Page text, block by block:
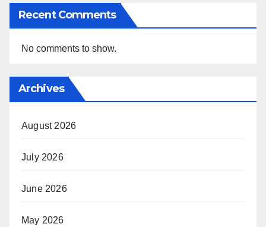
Recent Comments
No comments to show.
Archives
August 2026
July 2026
June 2026
May 2026